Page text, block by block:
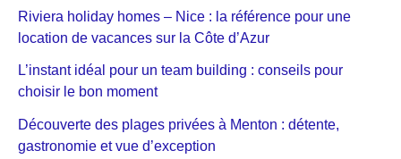
Riviera holiday homes – Nice : la référence pour une
location de vacances sur la Côte d’Azur
L’instant idéal pour un team building : conseils pour
choisir le bon moment
Découverte des plages privées à Menton : détente,
gastronomie et vue d’exception